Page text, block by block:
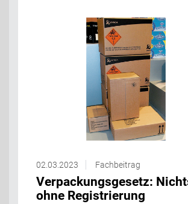
02.03.2023 Fachbeitrag
Verpackungsgesetz:
ohne Registrierung